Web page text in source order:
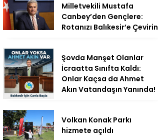
Milletvekili Mustafa
Canbey’den Gençlere:
Rotanızı Balıkesir’e Çevirin
Şovda Manşet Olanlar
İcraatta Sınıfta Kaldı:
Onlar Kaçsa da Ahmet
Akın Vatandaşın Yanında!
Volkan Konak Parkı
hizmete açıldı